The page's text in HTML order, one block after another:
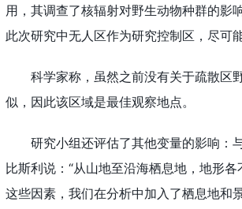
用，其调查了核辐射对野生动物种群的影
此次研究中无人区作为研究控制区，尽可
科学家称，虽然之前没有关于疏散区
似，因此该区域是最佳观察地点。
研究小组还评估了其他变量的影响：与
比斯利说：“从山地至沿海栖息地，地形
这些因素，我们在分析中加入了栖息地和